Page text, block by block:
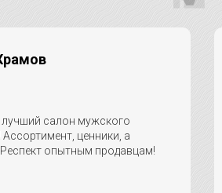
салон мужского
ценники, а
опытным продавцам!